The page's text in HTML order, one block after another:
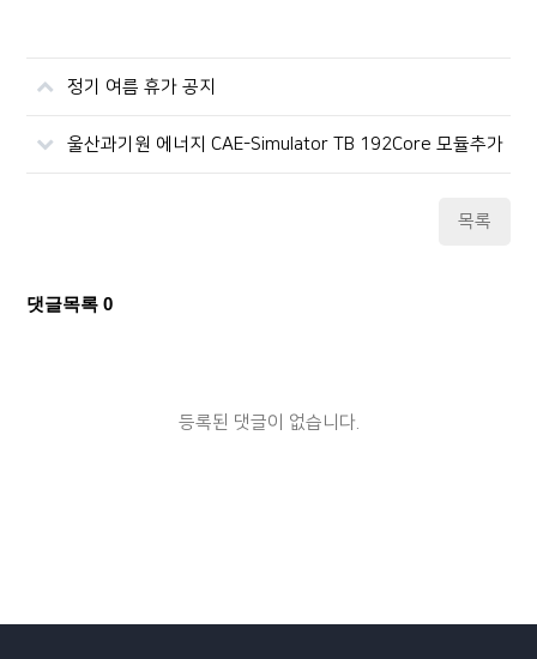
정기 여름 휴가 공지
울산과기원 에너지 CAE-Simulator TB 192Core 모듈추가
목록
댓글목록0
등록된 댓글이 없습니다.